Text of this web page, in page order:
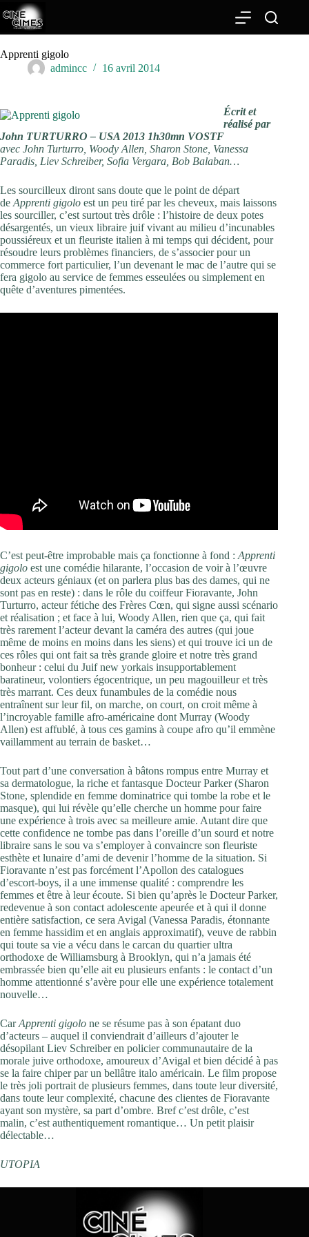
Passer
au
contenu
Apprenti gigolo
admincc
16 avril 2014
Écrit et
réalisé par
John TURTURRO – USA 2013 1h30mn VOSTF
avec John Turturro, Woody Allen, Sharon Stone, Vanessa
Paradis, Liev Schreiber, Sofia Vergara, Bob Balaban…
Les sourcilleux diront sans doute que le point de départ
de Apprenti gigolo est un peu tiré par les cheveux, mais laissons
les sourciller, c’est surtout très drôle : l’histoire de deux potes
désargentés, un vieux libraire juif vivant au milieu d’incunables
poussiéreux et un fleuriste italien à mi temps qui décident, pour
résoudre leurs problèmes financiers, de s’associer pour un
commerce fort particulier, l’un devenant le mac de l’autre qui se
fera gigolo au service de femmes esseulées ou simplement en
quête d’aventures pimentées.
C’est peut-être improbable mais ça fonctionne à fond : Apprenti
gigolo est une comédie hilarante, l’occasion de voir à l’œuvre
deux acteurs géniaux (et on parlera plus bas des dames, qui ne
sont pas en reste) : dans le rôle du coiffeur Fioravante, John
Turturro, acteur fétiche des Frères Cœn, qui signe aussi scénario
et réalisation ; et face à lui, Woody Allen, rien que ça, qui fait
très rarement l’acteur devant la caméra des autres (qui joue
même de moins en moins dans les siens) et qui trouve ici un de
ces rôles qui ont fait sa très grande gloire et notre très grand
bonheur : celui du Juif new yorkais insupportablement
baratineur, volontiers égocentrique, un peu magouilleur et très
très marrant. Ces deux funambules de la comédie nous
entraînent sur leur fil, on marche, on court, on croit même à
l’incroyable famille afro-américaine dont Murray (Woody
Allen) est affublé, à tous ces gamins à coupe afro qu’il emmène
vaillamment au terrain de basket…
Tout part d’une conversation à bâtons rompus entre Murray et
sa dermatologue, la riche et fantasque Docteur Parker (Sharon
Stone, splendide en femme dominatrice qui tombe la robe et le
masque), qui lui révèle qu’elle cherche un homme pour faire
une expérience à trois avec sa meilleure amie. Autant dire que
cette confidence ne tombe pas dans l’oreille d’un sourd et notre
libraire sans le sou va s’employer à convaincre son fleuriste
esthète et lunaire d’ami de devenir l’homme de la situation. Si
Fioravante n’est pas forcément l’Apollon des catalogues
d’escort-boys, il a une immense qualité : comprendre les
femmes et être à leur écoute. Si bien qu’après le Docteur Parker,
redevenue à son contact adolescente apeurée et à qui il donne
entière satisfaction, ce sera Avigal (Vanessa Paradis, étonnante
en femme hassidim et en anglais approximatif), veuve de rabbin
qui toute sa vie a vécu dans le carcan du quartier ultra
orthodoxe de Williamsburg à Brooklyn, qui n’a jamais été
embrassée bien qu’elle ait eu plusieurs enfants : le contact d’un
homme attentionné s’avère pour elle une expérience totalement
nouvelle…
CarApprenti gigolo ne se résume pas à son épatant duo
d’acteurs – auquel il conviendrait d’ailleurs d’ajouter le
désopilant Liev Schreiber en policier communautaire de la
morale juive orthodoxe, amoureux d’Avigal et bien décidé à pas
se la faire chiper par un bellâtre italo américain. Le film propose
le très joli portrait de plusieurs femmes, dans toute leur diversité,
dans toute leur complexité, chacune des clientes de Fioravante
ayant son mystère, sa part d’ombre. Bref c’est drôle, c’est
malin, c’est authentiquement romantique… Un petit plaisir
délectable…
UTOPIA